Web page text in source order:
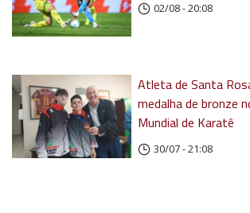
02/08 - 20:08
Atleta de Santa
medalha de bronze
Mundial de Karatê
30/07 - 21:08